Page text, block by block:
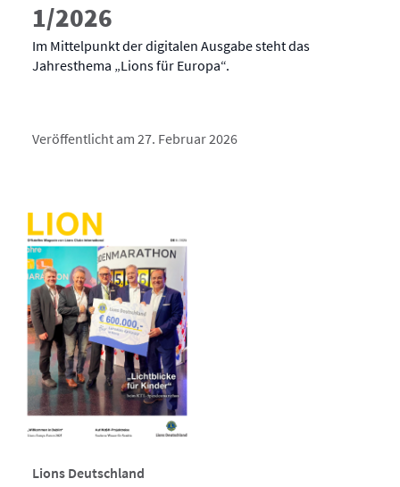
1/2026
Im Mittelpunkt der digitalen Ausgabe steht das
Jahresthema „Lions für Europa“.
Veröffentlicht am 27. Februar 2026
Lions Deutschland